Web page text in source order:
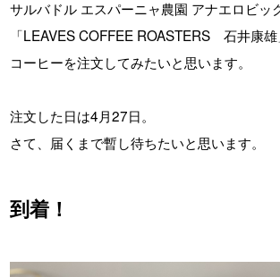
サルバドル エスパーニャ農園 アナエロビッ
「LEAVES COFFEE ROASTERS 石井康
コーヒーを注文してみたいと思います。
注文した日は4月27日。
さて、届くまで暫し待ちたいと思います。
到着！